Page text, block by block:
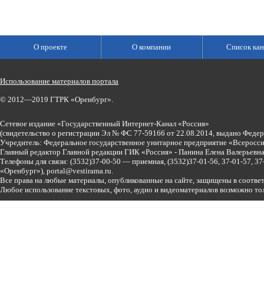
О проекте О компании Список
Использование материалов портала
© 2012—2019 ГТРК «Оренбург».
Сетевое издание «Государственный Интернет-Канал «Россия»
(свидетельство о регистрации Эл № ФС 77-59166 от 22.08.2014, выдано
Учредитель: Федеральное государственное унитарное предприятие
Главный редактор Главной редакции ГИК «Россия» - Панина Елена
Телефоны для связи: (3532)37-00-50 — приемная, (3532)37-01-56, 37-01-57,
«Оренбург»), portal@vestirama.ru.
Все права на любые материалы, опубликованные на сайте, защищены в
Любое использование текстовых, фото, аудио и видеоматериалов возможно